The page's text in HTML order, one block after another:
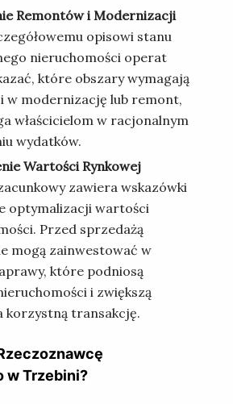
Remontów i Modernizacji
opisowi stanu
nieruchomości operat
które obszary wymagają
w modernizację lub remont,
właścicielom w racjonalnym
wydatków.
Wartości Rynkowej
zawiera wskazówki
optymalizacji wartości
Przed sprzedażą
mogą zainwestować w
które podniosą
i zwiększą
korzystną transakcję.
w Trzebini?